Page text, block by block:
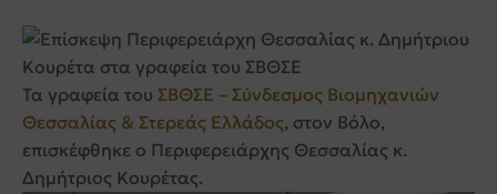
Τα γραφεία του ΣΒΘΣΕ – Σύνδεσμος Βιομηχανιών
Θεσσαλίας & Στερεάς Ελλάδος, στον Βόλο,
επισκέφθηκε ο Περιφερειάρχης Θεσσαλίας κ.
Δημήτριος Κουρέτας.